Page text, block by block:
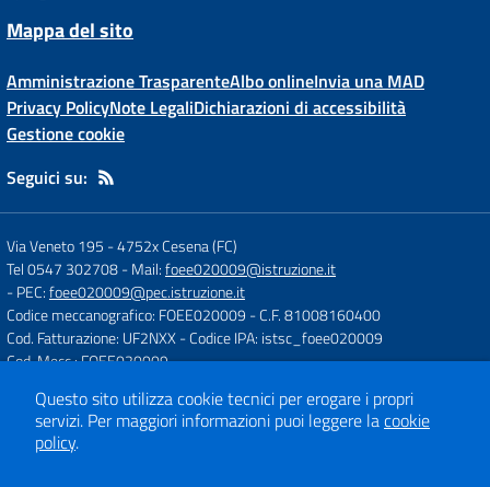
Mappa del sito
Amministrazione TrasparenteAlbo onlineInvia una MAD
Privacy PolicyNote LegaliDichiarazioni di accessibilità
Gestione cookie
Seguici su:
Via Veneto 195 -4752x Cesena (FC)
Tel 0547 302708- Mail:foee020009@istruzione.it
- PEC:foee020009@pec.istruzione.it
Codice meccanografico: FOEE020009 - C.F. 81008160400
Cod. Fatturazione: UF2NXX- Codice IPA: istsc_foee020009
Cod. Mecc.: FOEE020009
Concept & Design by
Designers Italia
Questo sito utilizza cookie tecnici per erogare i propri
servizi. Per maggiori informazioni puoi leggere lacookie
policy.